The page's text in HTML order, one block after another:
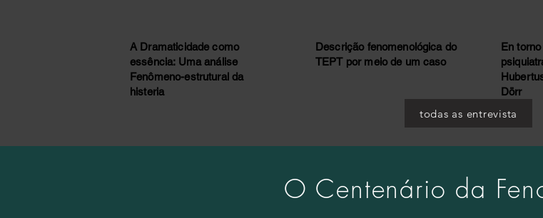
O Centenário da
A Dramaticidade como
essência: Uma análise
Fenômeno-estrutural da
histeria
Descrição fenomenológica do
TEPT por meio de um caso
En
Dörr
todas as entrevista